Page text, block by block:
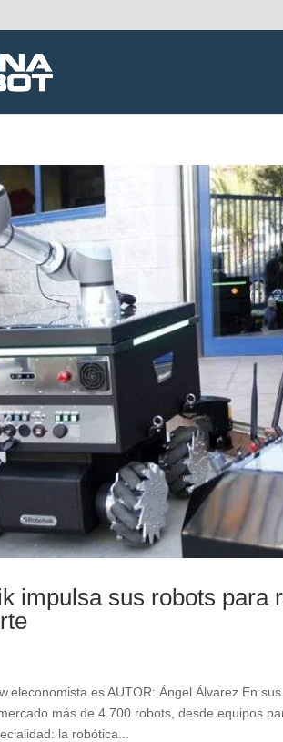
impulsa sus robots para
AUTOR: Ángel Álvarez En
más de 4.700 robots, desde equipos
la robótica...